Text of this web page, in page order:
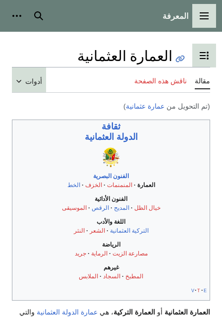
القائمة الرئيسية
المعرفة بحث
تبديل عرض جدول المحتويات
العمارة العثمانية
مقالة ناقش هذه الصفحة أدوات
(تم التحويل من عمارة عثمانية)
ثقافة
الدولة العثمانية
الفنون البصرية
العمارة
المنمنمات الخزف
الخط
الفنون الأدائية
خيال الظل
المديح الرقص
الموسيقى
اللغة والأدب
التركية العثمانية
الشعر
النثر
الرياضة
مصارعة الزيت
الرماية
جريد
غيرهم
المطبخ
السجاد
الملابس
v t e
العمارة العثمانية أو العمارة التركية، هي عمارة الدولة العثمانية والتي